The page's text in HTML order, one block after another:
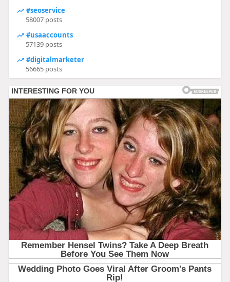
#seoservice
58007 posts
#usaaccounts
57139 posts
#digitalmarketer
56665 posts